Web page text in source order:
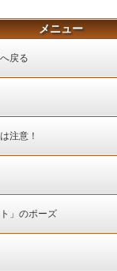
メニュー
戻る
注意！
」のポーズ